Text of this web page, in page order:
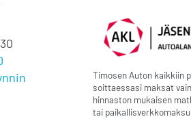
Timosen Auton kaikkiin
soittaessasi maksat
hinnaston mukaisen
tai